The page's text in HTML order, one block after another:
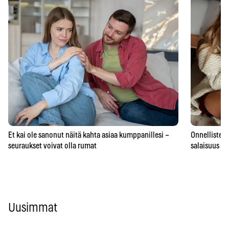
Et kai ole sanonut näitä kahta asiaa kumppanillesi –
seuraukset voivat olla rumat
Onnellisten
salaisuus –
Uusimmat